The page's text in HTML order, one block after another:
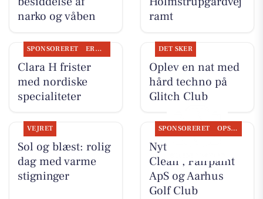
narko og våben
ramt
SPONSORERET ERHVERV
Clara H frister
med nordiske
specialiteter
DET SKER
Oplev en nat med
hård techno på
Glitch Club
VEJRET
Sol og blæst: rolig
dag med varme
stigninger
SPONSORERET OPSLAGSTAVLEN
Nyt fra Classic
Clean , Fairpaint
ApS og Aarhus
Golf Club